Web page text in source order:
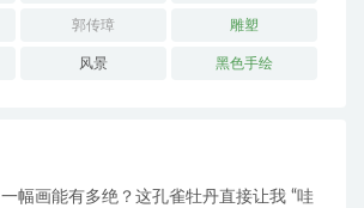
郭传璋 雕塑
风景 黑色手绘
一幅画能有多绝？这孔雀牡丹直接让我 “哇